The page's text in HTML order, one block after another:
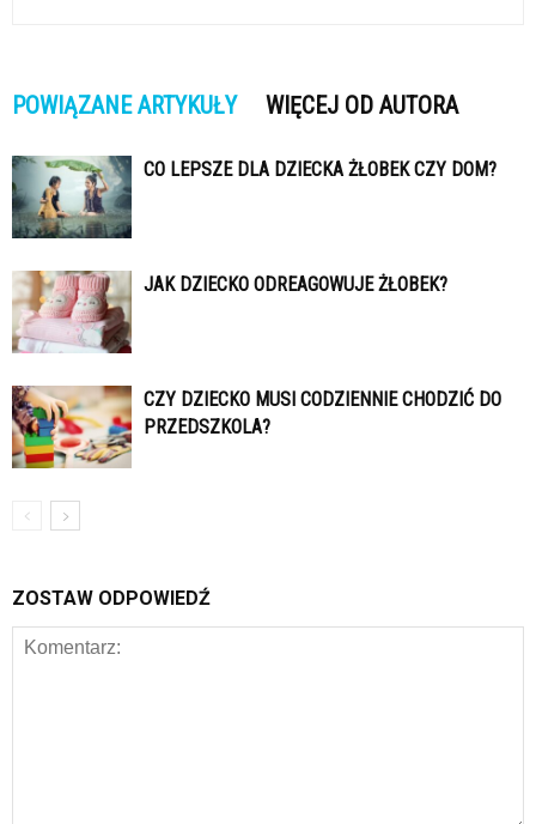
POWIĄZANE ARTYKUŁY WIĘCEJ OD AUTORA
CO LEPSZE DLA DZIECKA ŻŁOBEK CZY DOM?
JAK DZIECKO ODREAGOWUJE ŻŁOBEK?
CZY DZIECKO MUSI CODZIENNIE CHODZIĆ DO
PRZEDSZKOLA?
ZOSTAW ODPOWIEDŹ